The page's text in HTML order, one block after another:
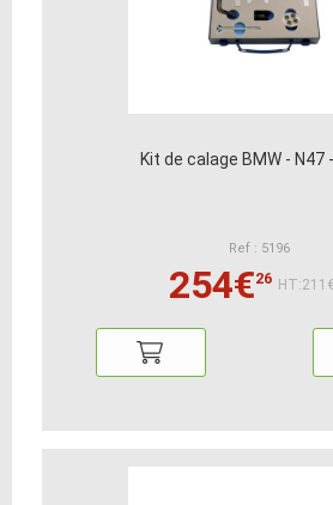
Kit de calage BMW - N47
Ref : 5196
254€26 HT:211€